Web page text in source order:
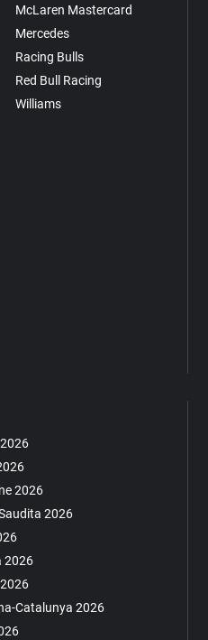
McLaren Mastercard
Mercedes
Racing Bulls
Red Bull Racing
Williams
2026
2026
2026
Catalunya 2026